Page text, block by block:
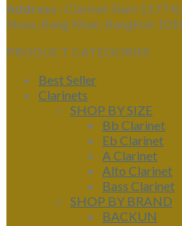
Address : Clarinet Siam 1177
Nuea, Bang Khae, Bangkok
PRODUCT CATEGORIES
Best Seller
Clarinets
SHOP BY SIZE
Bb Clarinet
Eb Clarinet
A Clarinet
Alto Clarinet
Bass Clarinet
SHOP BY BRAND
BACKUN